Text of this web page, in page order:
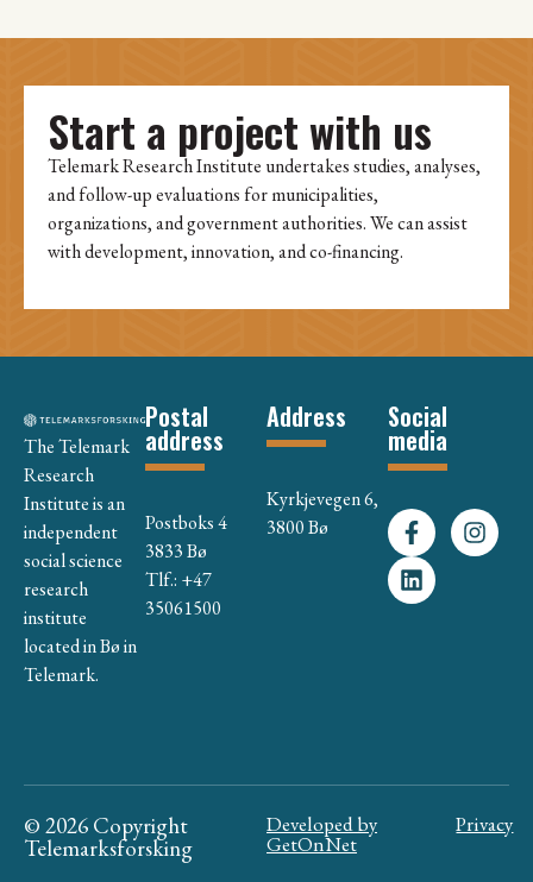
Start a project with us
Telemark Research Institute undertakes studies, analyses,
and follow-up evaluations for municipalities,
organizations, and government authorities. We can assist
with development, innovation, and co-financing.
The Telemark
Research
Institute is an
independent
social science
research
institute
located in Bø in
Telemark.
Postal
address
Postboks 4
3833 Bø
Tlf.: +47
35061500
Address
Kyrkjevegen 6,
3800 Bø
Social
media
© 2026 Copyright
Telemarksforsking
Developed by
GetOnNet
Privacy